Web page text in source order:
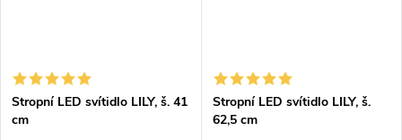
Stropní LED svítidlo LILY, š. 41
cm
Stropní LED svítidlo LILY, š.
62,5 cm